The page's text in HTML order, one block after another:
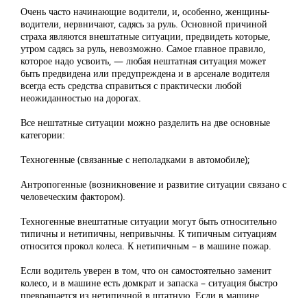
Очень часто начинающие водители, и, особенно, женщины-
водители, нервничают, садясь за руль. Основной причиной
страха являются внештатные ситуации, предвидеть которые,
утром садясь за руль, невозможно. Самое главное правило,
которое надо усвоить, — любая нештатная ситуация может
быть предвидена или предупреждена и в арсенале водителя
всегда есть средства справиться с практически любой
неожиданностью на дорогах.
Все нештатные ситуации можно разделить на две основные
категории:
Техногенные (связанные с неполадками в автомобиле);
Антропогенные (возникновение и развитие ситуации связано с
человеческим фактором).
Техногенные внештатные ситуации могут быть относительно
типичны и нетипичны, непривычны. К типичным ситуациям
относится прокол колеса. К нетипичным – в машине пожар.
Если водитель уверен в том, что он самостоятельно заменит
колесо, и в машине есть домкрат и запаска – ситуация быстро
превращается из нетипичной в штатную. Если в машине